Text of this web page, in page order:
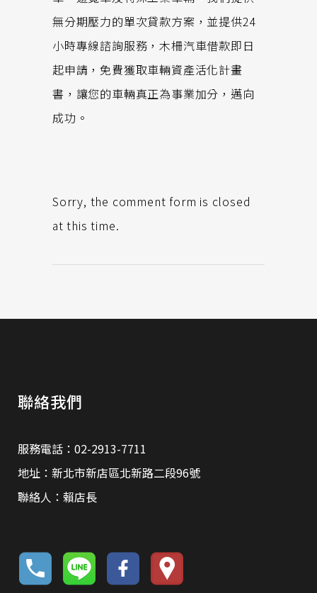
無分期壓力的單次貸款方案，並提供24
小時專線諮詢服務，木柵汽車借款即日
起申請，免費獲取車輛資產活化計畫
書，讓您的車輛真正為事業加分，邁向
成功。
Sorry, the comment form is closed
at this time.
聯絡我們
服務電話：02-2913-7711
地址：新北市新店區北新路二段96號
聯絡人：賴店長